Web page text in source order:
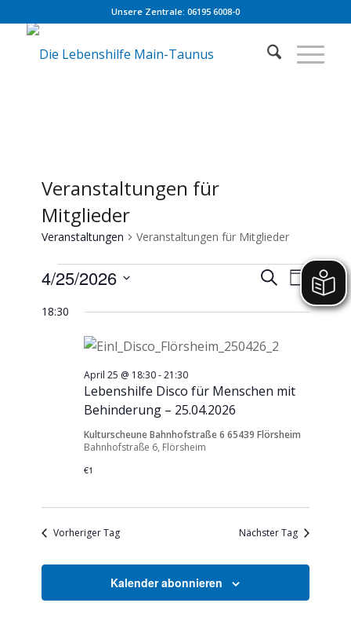
Unsere Zentrale: 06195 6008-0
Veranstaltungen für
Mitglieder
Veranstaltungen Veranstaltungen für Mitglieder
Veranstaltungen
für
April
Suche
und
Navigation
SucheTag
4/25/2026
wählen.
18:30
Lebenshilfe Disco für Menschen mit
Behinderung – 25.04.2026
April 25 @ 18:30-21:30
Kulturscheune Bahnhofstraße 6 65439 Flörsheim
Bahnhofstraße 6, Flörsheim
€1
Vorheriger Tag Nächster Tag
Kalender abonnieren